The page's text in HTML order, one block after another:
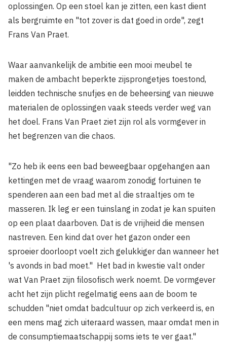
oplossingen. Op een stoel kan je zitten, een kast dient
als bergruimte en "tot zover is dat goed in orde", zegt
Frans Van Praet.
Waar aanvankelijk de ambitie een mooi meubel te
maken de ambacht beperkte zijsprongetjes toestond,
leidden technische snufjes en de beheersing van nieuwe
materialen de oplossingen vaak steeds verder weg van
het doel. Frans Van Praet ziet zijn rol als vormgever in
het begrenzen van die chaos.
"Zo heb ik eens een bad beweegbaar opgehangen aan
kettingen met de vraag waarom zonodig fortuinen te
spenderen aan een bad met al die straaltjes om te
masseren. Ik leg er een tuinslang in zodat je kan spuiten
op een plaat daarboven. Dat is de vrijheid die mensen
nastreven. Een kind dat over het gazon onder een
sproeier door­loopt voelt zich gelukkiger dan wanneer het
's avonds in bad moet." Het bad in kwestie valt onder
wat Van Praet zijn filosofisch werk noemt. De vormgever
acht het zijn plicht regelmatig eens aan de boom te
schudden "niet omdat badcultuur op zich verkeerd is, en
een mens mag zich uiteraard wassen, maar omdat men in
de consumptiemaatschappij soms iets te ver gaat."